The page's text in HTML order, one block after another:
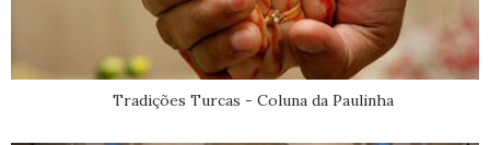
Tradições Turcas - Coluna da Paulinha